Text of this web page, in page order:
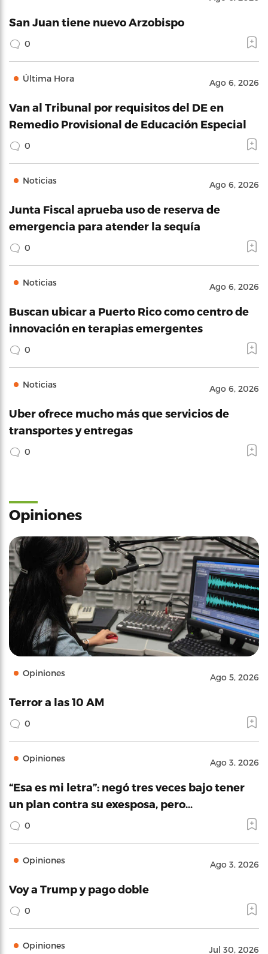
San Juan tiene nuevo Arzobispo
0
Última Hora Ago 6, 2026
Van al Tribunal por requisitos del DE en
Remedio Provisional de Educación Especial
0
Noticias Ago 6, 2026
Junta Fiscal aprueba uso de reserva de
emergencia para atender la sequía
0
Noticias Ago 6, 2026
Buscan ubicar a Puerto Rico como centro de
innovación en terapias emergentes
0
Noticias Ago 6, 2026
Uber ofrece mucho más que servicios de
transportes y entregas
0
Opiniones
Opiniones Ago 5, 2026
Terror a las 10 AM
0
Opiniones Ago 3, 2026
“Esa es mi letra”: negó tres veces bajo tener
un plan contra su exesposa, pero…
0
Opiniones Ago 3, 2026
Voy a Trump y pago doble
0
Opiniones Jul 30, 2026